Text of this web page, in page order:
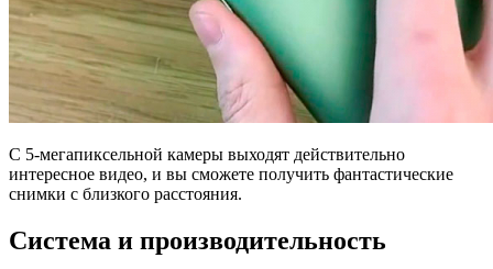
С 5-мегапиксельной камеры выходят действительно
интересное видео, и вы сможете получить фантастические
снимки с близкого расстояния.
Система и производительность